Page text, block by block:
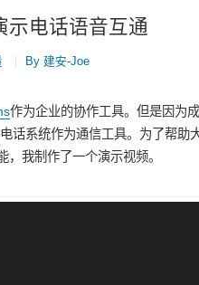
示电话语音互通
By 建安-Joe
作为企业的协作工具。但是因为
话系统作为通信工具。为了帮助
，我制作了一个演示视频。